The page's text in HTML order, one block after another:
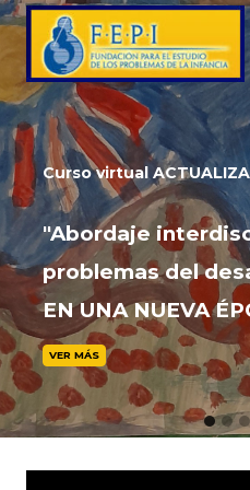
Saltar
contenido
Curso virtual
VER MÁS
"Abordaje
problemas del
EN UNA NUEVA
GG